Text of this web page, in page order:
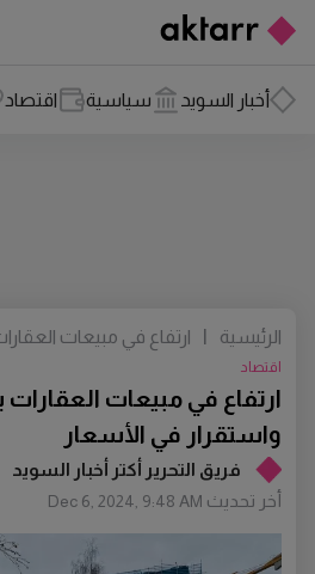
أخبار السويد سياسية اقتصاد
فريق التحرير أكتر أخبار السويد
أخر تحديث Dec 6, 2024, 9:48 AM
ارتفاع في مبيعات العقارات
واستقرار في الأسعار
اقتصاد
الرئيسية
ارتفاع في مبيعات